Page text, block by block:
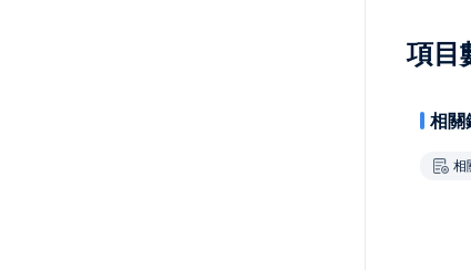
項目
相關
相